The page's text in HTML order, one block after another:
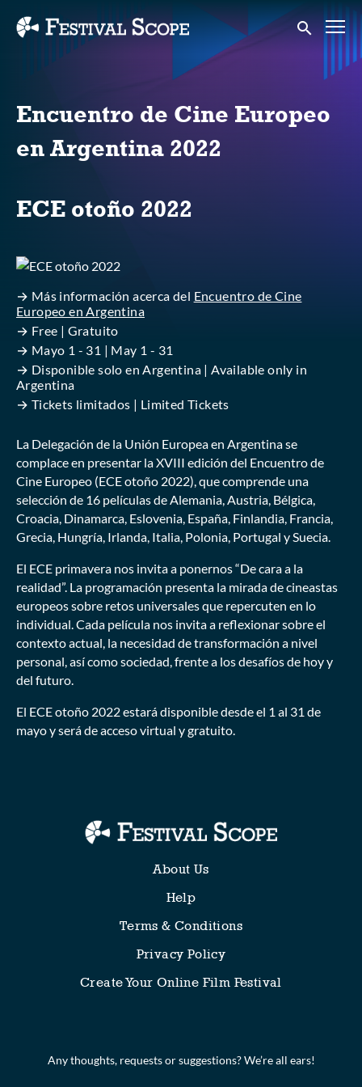
Accessibility Links
Submit
Encuentro de Cine Europeo
en Argentina 2022
ECE otoño 2022
→ Más información acerca del Encuentro de Cine
Europeo en Argentina
→ Free | Gratuito
→ Mayo 1 - 31 | May 1 - 31
→ Disponible solo en Argentina | Available only in
Argentina
→ Tickets limitados | Limited Tickets
La Delegación de la Unión Europea en Argentina se
complace en presentar la XVIII edición del Encuentro de
Cine Europeo (ECE otoño 2022), que comprende una
selección de 16 películas de Alemania, Austria, Bélgica,
Croacia, Dinamarca, Eslovenia, España, Finlandia, Francia,
Grecia, Hungría, Irlanda, Italia, Polonia, Portugal y Suecia.
El ECE primavera nos invita a ponernos “De cara a la
realidad”. La programación presenta la mirada de cineastas
europeos sobre retos universales que repercuten en lo
individual. Cada película nos invita a reflexionar sobre el
contexto actual, la necesidad de transformación a nivel
personal, así como sociedad, frente a los desafíos de hoy y
del futuro.
El ECE otoño 2022 estará disponible desde el 1 al 31 de
mayo y será de acceso virtual y gratuito.
About Us
Help
Terms & Conditions
Privacy Policy
Create Your Online Film Festival
Any thoughts, requests or suggestions? We’re all ears!